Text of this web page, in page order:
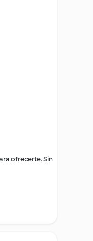
ofrecerte. Sin